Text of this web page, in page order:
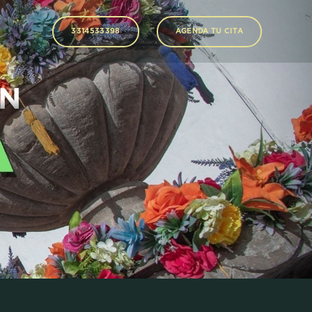
3314533398 AGENDA TU CITA